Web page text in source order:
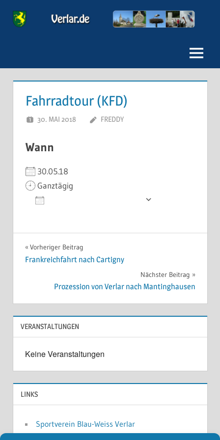
Inhalt
Verlar
Menu
Fahrradtour (KFD)
30. MAI 2018 FREDDY
Wann
30.05.18
Ganztägig
Beitragsnavigation
Vorheriger Beitrag
Frankreichfahrt nach Cartigny
Nächster Beitrag
Prozession von Verlar nach Mantinghausen
VERANSTALTUNGEN
Keine Veranstaltungen
LINKS
Sportverein Blau-Weiss Verlar